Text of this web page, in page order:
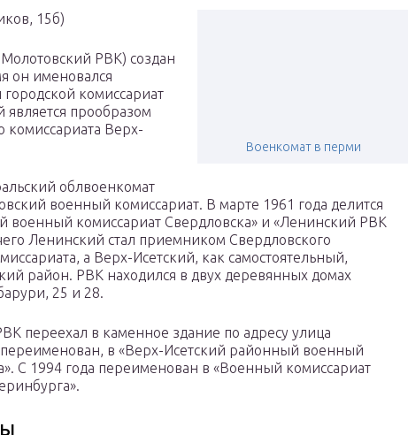
Военкомат в перми
15б)
РВК) создан
он именовался
комиссариат
прообразом
комиссариата Верх-
облвоенкомат
военный комиссариат. В марте 1961 года делится
военный комиссариат Свердловска» и «Ленинский РВК
Ленинский стал приемником Свердловского
а Верх-Исетский, как самостоятельный,
район. РВК находился в двух деревянных домах
25 и 28.
переехал в каменное здание по адресу улица
в «Верх-Исетский районный военный
С 1994 года переименован в «Военный комиссариат